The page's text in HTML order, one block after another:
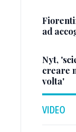
ad
Nyt,
creare
volta'
VIDEO